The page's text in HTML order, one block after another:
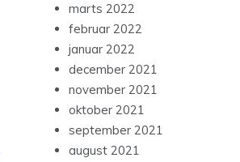
marts 2022
februar 2022
januar 2022
december 2021
november 2021
oktober 2021
september 2021
august 2021